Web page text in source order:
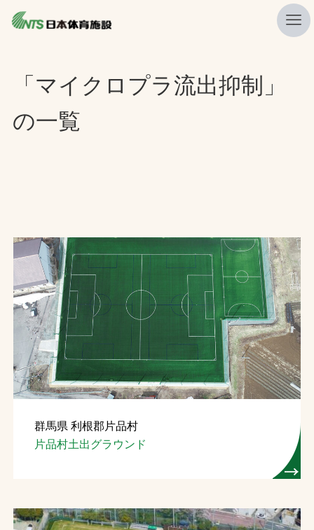
プレスリリース
会社概要
採用情報
検索
お問合せ
お取引先の皆様へ
ソーシャルメディアポリシー
「マイクロプラ流出抑制」
の一覧
群馬県 利根郡片品村
片品村土出グラウンド